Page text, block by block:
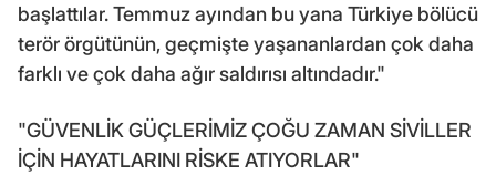
başlattılar. Temmuz ayından bu yana Türkiye bölücü
terör örgütünün, geçmişte yaşananlardan çok daha
farklı ve çok daha ağır saldırısı altındadır."
"GÜVENLİK GÜÇLERİMİZ ÇOĞU ZAMAN SİVİLLER
İÇİN HAYATLARINI RİSKE ATIYORLAR"